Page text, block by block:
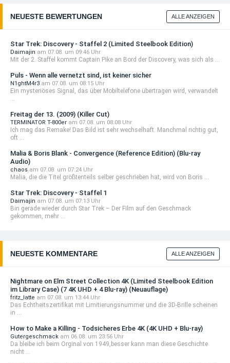
NEUESTE BEWERTUNGEN ALLE ANZEIGEN
Star Trek: Discovery - Staffel 2 (Limited Steelbook Edition)
Daimajin am 07.08. um 09:46 Uhr
Mit der 2. Staffel kommt Captain Pike an Bord der Discovery, was sich als ...
Puls - Wenn alle vernetzt sind, ist keiner sicher
N1ghtM4r3 am 07.08. um 08:15 Uhr
Ein mysteriöses Signal, das über Mobiltelefone übertragen wird, verwandelt
...
Freitag der 13. (2009) (Killer Cut)
TERMINATOR T-800er am 07.08. um 08:08 Uhr
Ich mag das Remake! Das Bild ist sehr wechselhaft. Manchmal richtig gut,
oft ...
Malia & Boris Blank - Convergence (Reference Edition) (Blu-ray
Audio)
chaos am 07.08. um 07:24 Uhr
Malia, die die Titel größtenteils selber geschrieben hat, wird von Boris ...
Star Trek: Discovery - Staffel 1
Daimajin am 07.08. um 07:13 Uhr
Bin gerade wieder durch Star Trek – Der Film auf den Geschmack
gekommen, mehr ...
NEUESTE KOMMENTARE ALLE ANZEIGEN
Nightmare on Elm Street Collection 4K (Limited Steelbook Edition
im Library Case) (7 4K UHD + 4 Blu-ray) (Neuauflage)
fritz_latte am 07.08. um 13:44 Uhr
Das Echtheitszertifikat mit Limitierungsnummer und die 3D-Brille scheinen
in ...
How to Make a Killing - Todsicheres Erbe 4K (4K UHD + Blu-ray)
Gutergeschmack am 06.08. um 23:56 Uhr
Da bleibe ich beim Orginal von 1949,besser kann man diese Geschichte
nicht ...